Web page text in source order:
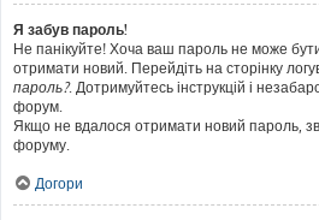
Я забув пароль!
Не панікуйте! Хоча ваш пароль не може
отримати новий. Перейдіть на сторінку
пароль?. Дотримуйтесь інструкцій і
форум.
Якщо не вдалося отримати новий пароль,
форуму.
Догори